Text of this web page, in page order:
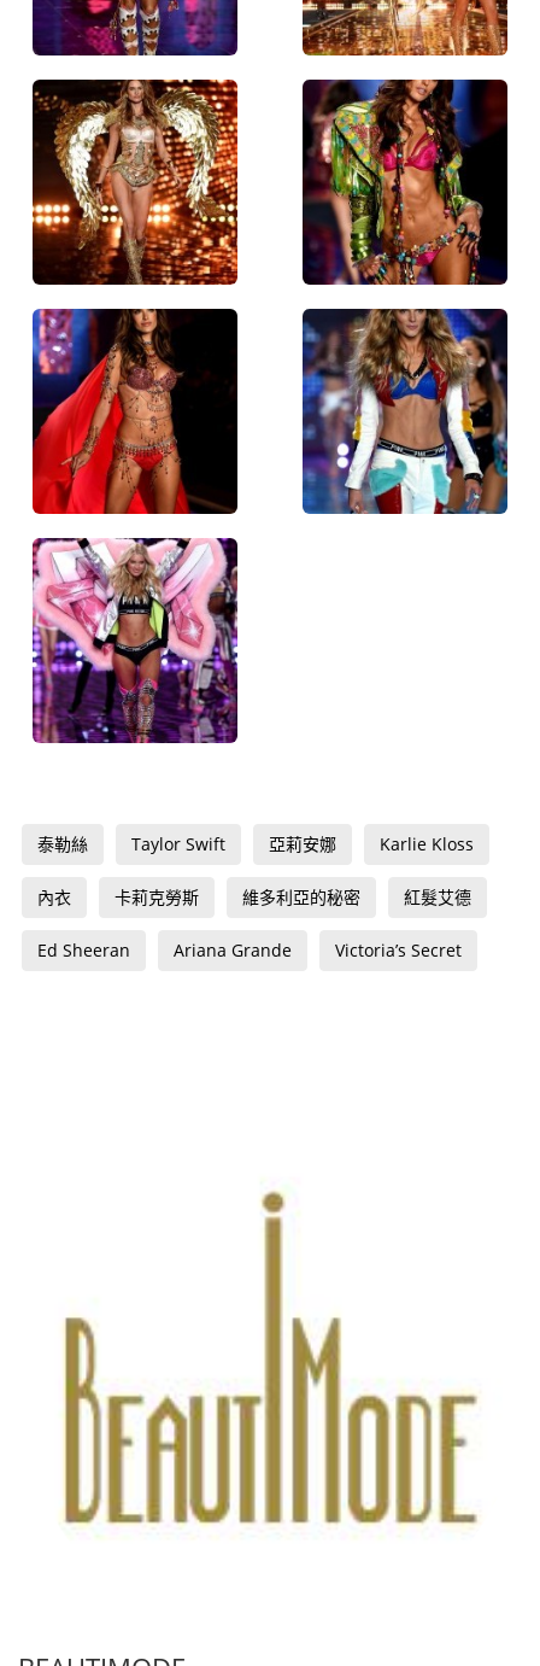
泰勒絲 Taylor Swift 亞莉安娜 Karlie Kloss
內衣 卡莉克勞斯 維多利亞的秘密 紅髮艾德
Ed Sheeran Ariana Grande Victoria’s Secret